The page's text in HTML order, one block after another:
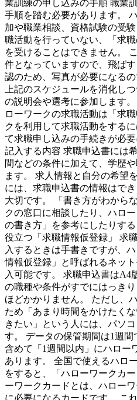
業訓練の申し込みの手順 職業
手順を踏む必要があります。
加や職業相談、資格試験の受
職活動を行っていない、「求
を受けることはできません。
件となっていますので、飛ば
認のため、写真が必要になる
上記のスケジュールを消化し
の説明会や選考に参加します
ローワークの求職活動は「求
クを利用して求職活動をする
て求職申し込みの手続きが必
記入する内容 求職申込書には
間などの条件に加えて、学歴
ます。 求人情報と自分の希望
には、求職申込書の情報はで
大切です。 「書き方がわから
クの窓口に相談したり、ハロ
の書き方」を参考にしたりす
役立つ「求職情報仮登録」 求
入するときは手書きですが、
情報仮登録」と呼ばれるネッ
入可能です。 求職申込書はA4
の職種や条件がすでにはっき
ほどかかりません。 ただし、
ため「あまり時間をかけたく
きたい」という人には、パソ
す。 データの保管期間は1週
含めて「1週間以内」にハロー
あります。 全国で使えるハロ
をすると、「ハローワークカ
ーワークカードとは、ハロー